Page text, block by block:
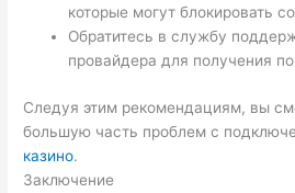
которые могут блокировать
Обратитесь в службу
провайдера для получения
Следуя этим рекомендациям, вы
большую часть проблем с
казино.
Заключение